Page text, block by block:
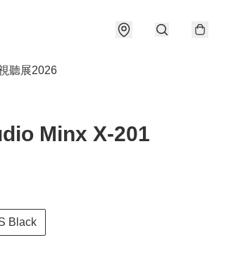
聽展2026
Minx X-201
Black